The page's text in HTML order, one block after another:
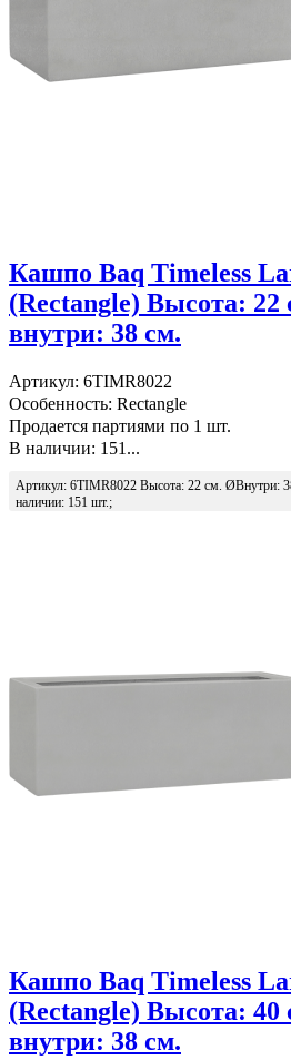
Кашпо Baq Timeless
(Rectangle) Высота:
внутри: 38 см.
Артикул: 6TIMR8022
Особенность: Rectangle
Продается партиями по 1 шт.
В наличии: 151...
Артикул: 6TIMR8022 Высота: 22 см. ØВнутри:
наличии: 151 шт.;
Кашпо Baq Timeless
(Rectangle) Высота:
внутри: 38 см.